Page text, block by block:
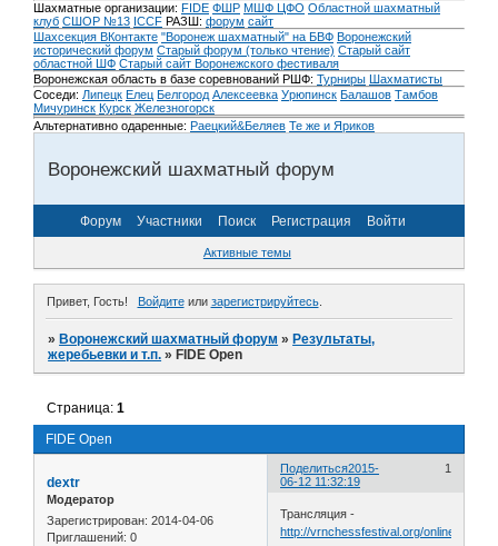
Шахматные организации: FIDE ФШР МШФ ЦФО Областной шахматный
клуб СШОР №13 ICCF РАЗШ: форум сайт
Шахсекция ВКонтакте "Воронеж шахматный" на БВФ Воронежский
исторический форум Cтарый форум (только чтение) Старый сайт
областной ШФ Старый сайт Воронежского фестиваля
Воронежская область в базе соревнований РШФ: Турниры Шахматисты
Соседи: Липецк Елец Белгород Алексеевка Урюпинск Балашов Тамбов
Мичуринск Курск Железногорск
Альтернативно одаренные: Раецкий&Беляев Те же и Яриков
Воронежский шахматный форум
Форум Участники Поиск Регистрация Войти
Активные темы
Привет, Гость! Войдитеили зарегистрируйтесь.
»Воронежский шахматный форум »Результаты,
жеребьевки и т.п. »FIDE Open
FIDE Open
Страница:1
Поделиться 1
2015-
06-12 11:32:19
dextr
Модератор
Зарегистрирован: 2014-04-06
Приглашений: 0
Трансляция -
http://vrnchessfestival.org/online/